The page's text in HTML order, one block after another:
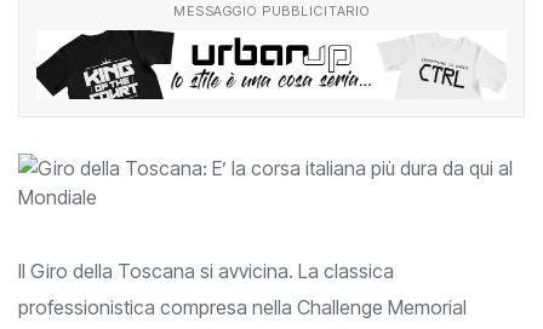
MESSAGGIO PUBBLICITARIO
Il Giro della Toscana si avvicina. La classica
professionistica compresa nella Challenge Memorial